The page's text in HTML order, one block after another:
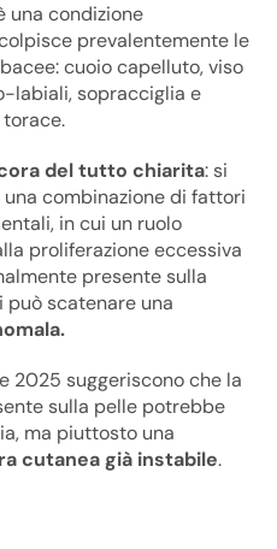
una condizione
prevalentemente le
cuoio capelluto, viso
labiali, sopracciglia e
del tutto chiarita: si
combinazione di fattori
in cui un ruolo
proliferazione eccessiva
presente sulla
può scatenare una
2025 suggeriscono che la
sulla pelle potrebbe
ma piuttosto una
cutanea già instabile.